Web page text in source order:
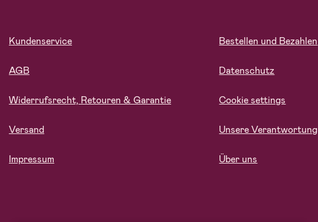
Kundenservice
AGB
Widerrufsrecht, Retouren & Garantie
Versand
Impressum
Bestellen und Bezahlen
Datenschutz
Cookie settings
Unsere Verantwortung
Über uns